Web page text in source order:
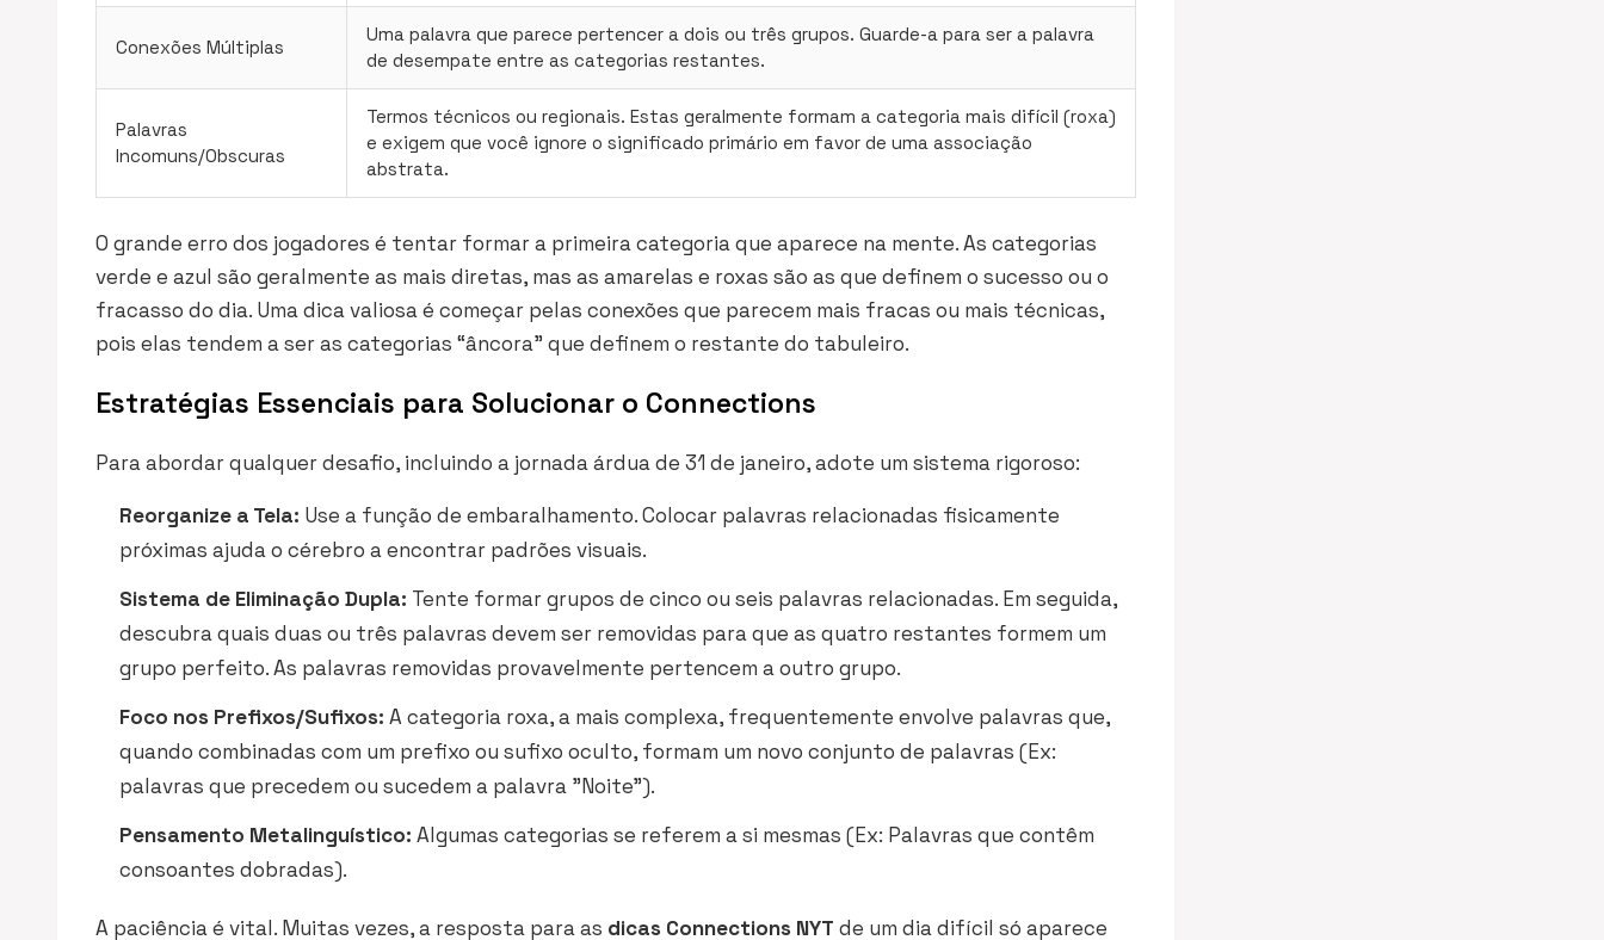
Conexões Múltiplas
Uma palavra que parece pertencer a dois ou três grupos. Guarde-a para ser a palavra
de desempate entre as categorias restantes.
Palavras
Incomuns/Obscuras
Termos técnicos ou regionais. Estas geralmente formam a categoria mais difícil (roxa)
e exigem que você ignore o significado primário em favor de uma associação
abstrata.
O grande erro dos jogadores é tentar formar a primeira categoria que aparece na mente. As categorias
verde e azul são geralmente as mais diretas, mas as amarelas e roxas são as que definem o sucesso ou o
fracasso do dia. Uma dica valiosa é começar pelas conexões que parecem mais fracas ou mais técnicas,
pois elas tendem a ser as categorias “âncora” que definem o restante do tabuleiro.
Estratégias Essenciais para Solucionar o Connections
Para abordar qualquer desafio, incluindo a jornada árdua de 31 de janeiro, adote um sistema rigoroso:
Reorganize a Tela: Use a função de embaralhamento. Colocar palavras relacionadas fisicamente
próximas ajuda o cérebro a encontrar padrões visuais.
Sistema de Eliminação Dupla: Tente formar grupos de cinco ou seis palavras relacionadas. Em seguida,
descubra quais duas ou três palavras devem ser removidas para que as quatro restantes formem um
grupo perfeito. As palavras removidas provavelmente pertencem a outro grupo.
Foco nos Prefixos/Sufixos: A categoria roxa, a mais complexa, frequentemente envolve palavras que,
quando combinadas com um prefixo ou sufixo oculto, formam um novo conjunto de palavras (Ex:
palavras que precedem ou sucedem a palavra "Noite").
Pensamento Metalinguístico: Algumas categorias se referem a si mesmas (Ex: Palavras que contêm
consoantes dobradas).
A paciência é vital. Muitas vezes, a resposta para as dicas Connections NYT de um dia difícil só aparece